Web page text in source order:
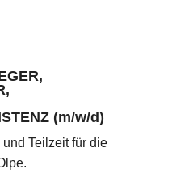
(m/w/d)
Teilzeit für die